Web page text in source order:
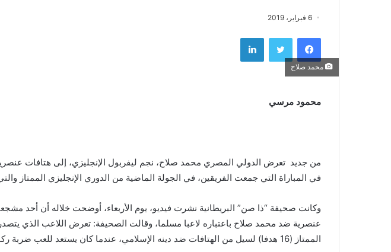
6 فبراير، 2019
فيسبوك تويتر لينكدإن
محمد صلاح
محمود مرسي
من جديد تعرض الدولي المصري محمد صلاح، نجم ليفربول الإنجليزي، إلى هتافات
في المباراة التي جمعت الفريقين، في الجولة الماضية من الدوري الإنجليزي الممتاز والتي
وكانت صحيفة “ذا صن” البريطانية نشرت فيديو، يوم الأربعاء، أوضحت خلاله أن أحد
عنصرية ضد محمد صلاح باعتباره لاعبا مسلما، وقالت الصحيفة: تعرض اللاعب الذي
الممتاز (16 هدفا) لسيل من الهتافات ضد دينه الإسلامي، عندما كان يستعد للعب ضربة ركنية.
كرة القدم
مستدام!